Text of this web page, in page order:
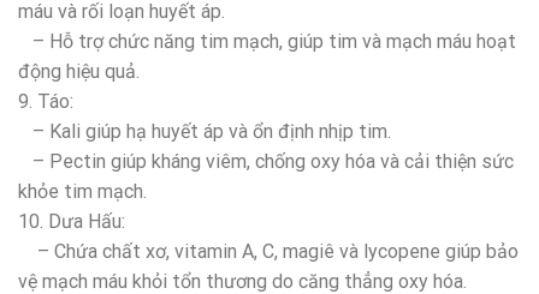
máu và rối loạn huyết áp.
– Hỗ trợ chức năng tim mạch, giúp tim và mạch máu hoạt
động hiệu quả.
9. Táo:
– Kali giúp hạ huyết áp và ổn định nhịp tim.
– Pectin giúp kháng viêm, chống oxy hóa và cải thiện sức
khỏe tim mạch.
10. Dưa Hấu:
– Chứa chất xơ, vitamin A, C, magiê và lycopene giúp bảo
vệ mạch máu khỏi tổn thương do căng thẳng oxy hóa.